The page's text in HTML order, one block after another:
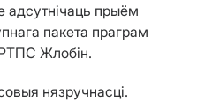
адсутнічаць прыём
пакета праграм
Жлобін.
нязручнасці.